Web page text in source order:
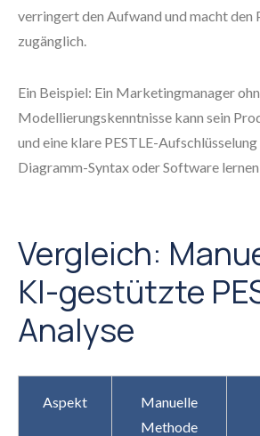
verringert den Aufwand und macht den
zugänglich.
Ein Beispiel: Ein Marketingmanager
Modellierungskenntnisse kann sein
und eine klare PESTLE-
Diagramm-Syntax oder Software lernen
Vergleich:
KI-gestützte
Analyse
Aspekt
Manuelle
Methode